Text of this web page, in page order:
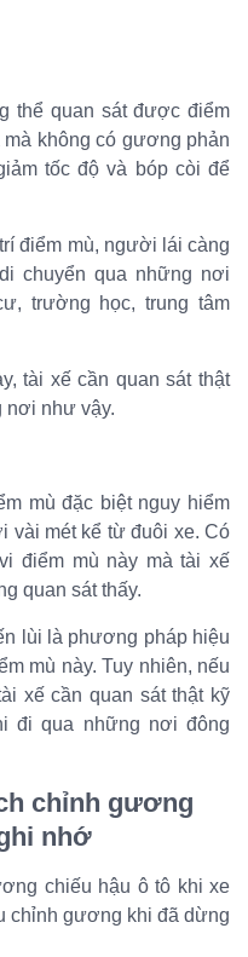
thể quan sát được điểm
không có gương phản
tốc độ và bóp còi để
điểm mù, người lái càng
chuyển qua những nơi
trường học, trung tâm
tài xế cần quan sát thật
nơi như vậy.
mù đặc biệt nguy hiểm
vài mét kể từ đuôi xe. Có
điểm mù này mà tài xế
quan sát thấy.
lùi là phương pháp hiệu
mù này. Tuy nhiên, nếu
xế cần quan sát thật kỹ
đi qua những nơi đông
chỉnh gương
nhớ
chiếu hậu ô tô khi xe
chỉnh gương khi đã dừng